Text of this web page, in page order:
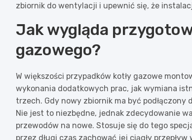
zbiornik do wentylacji i upewnić się, że
Jak wygląda
gazowego?
W większości przypadków kotły gazowe
wykonania dodatkowych prac, jak wymiana
trzech. Gdy nowy zbiornik ma być
Nie jest to niezbędne, jednak zdecydowanie
przewodów na nowe. Stosuje się do tego
przez długi czas zachować jej ciągły